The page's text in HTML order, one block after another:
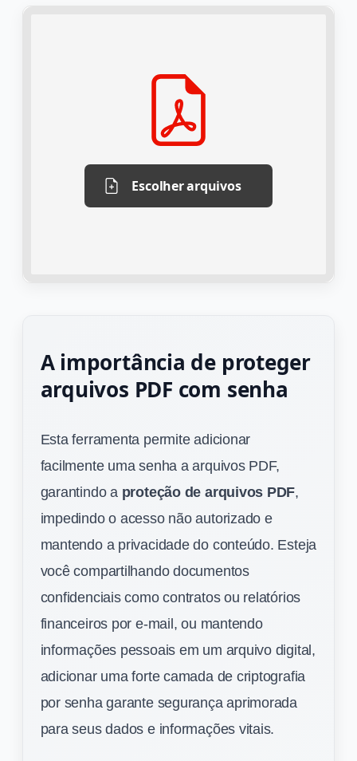
Escolher arquivos
A importância de proteger
arquivos PDF com senha
Esta ferramenta permite adicionar
facilmente uma senha a arquivos PDF,
garantindo a proteção de arquivos PDF,
impedindo o acesso não autorizado e
mantendo a privacidade do conteúdo. Esteja
você compartilhando documentos
confidenciais como contratos ou relatórios
financeiros por e-mail, ou mantendo
informações pessoais em um arquivo digital,
adicionar uma forte camada de criptografia
por senha garante segurança aprimorada
para seus dados e informações vitais.